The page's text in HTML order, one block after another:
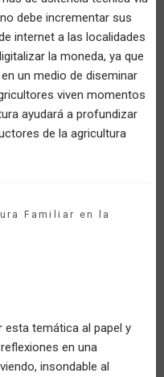
debe incrementar sus
internet a las localidades
la moneda, ya que
un medio de diseminar
viven momentos
ayudará a profundizar
de la agricultura
Familiar en la
esta temática al papel y
en una
insondable al